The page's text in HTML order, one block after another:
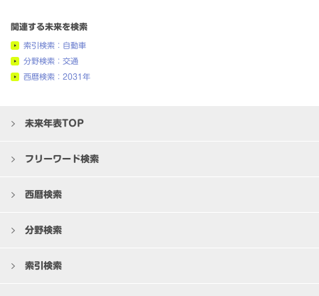
関連する未来を検索
索引検索：自動車
分野検索：交通
西暦検索：2031年
未来年表TOP
フリーワード検索
西暦検索
分野検索
索引検索